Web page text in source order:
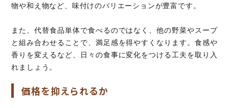
物や和え物など、味付けのバリエーションが豊富です。
また、代替食品単体で食べるのではなく、他の野菜やスープ
と組み合わせることで、満足感を得やすくなります。食感や
香りを変えるなど、日々の食事に変化をつける工夫を取り入
れましょう。
価格を抑えられるか